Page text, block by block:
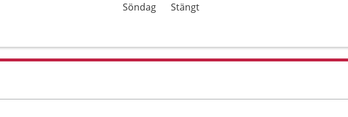
Söndag
Stängt